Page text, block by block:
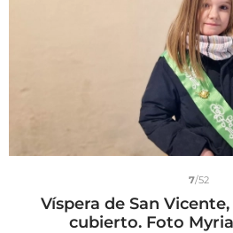
7/52
Víspera de San
cubierto. Foto